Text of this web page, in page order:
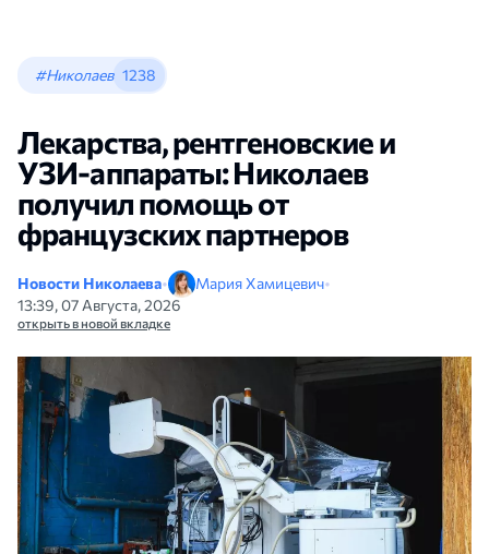
#Николаев 1238
Лекарства, рентгеновские и
УЗИ-аппараты: Николаев
получил помощь от
французских партнеров
Новости Николаева• Мария Хамицевич•
13:39, 07 Августа, 2026
открыть в новой вкладке